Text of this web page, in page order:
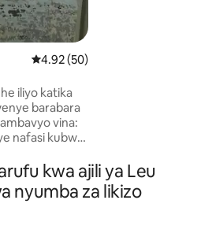
Ukadiriaji wa wastani wa 4.92
4.92 (50)
iliyo katika
barabara
vina:
nafasi kubwa
televisheni,
yenye
vizuri,
kwa ajili ya Leu
nyumba za likizo